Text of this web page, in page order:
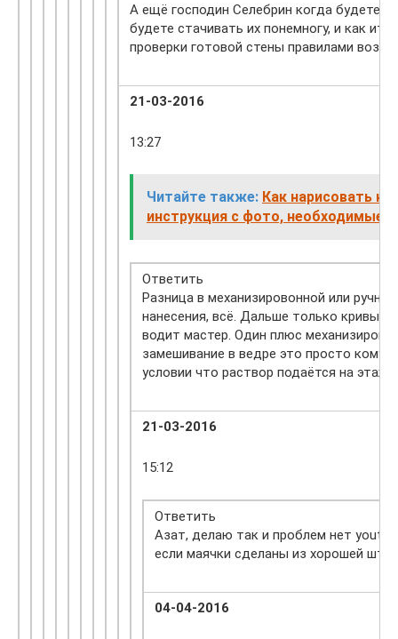
А ещё господин Селебрин когда будете
будете стачивать их понемногу, и как
проверки готовой стены правилами
21-03-2016
13:27
Читайте также: Как нарисовать
инструкция с фото, необходимые
Ответить
Разница в механизировонной или
нанесения, всё. Дальше только кривые
водит мастер. Один плюс
замешивание в ведре это просто кому
условии что раствор подаётся на
21-03-2016
15:12
Ответить
Азат, делаю так и проблем нет
если маячки сделаны из хорошей
04-04-2016